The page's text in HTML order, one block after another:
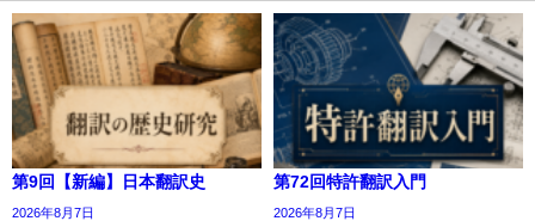
第9回【新編】日本翻訳史
2026年8月7日
第72回特許翻訳入門
2026年8月7日